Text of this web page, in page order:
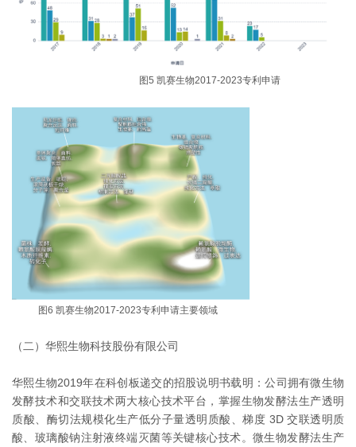
图5 凯赛生物2017-2023专利申请
图6 凯赛生物2017-2023专利申请主要领域
（二）华熙生物科技股份有限公司
华熙生物2019年在科创板递交的招股说明书载明：公司拥有微生物
发酵技术和交联技术两大核心技术平台，掌握生物发酵法生产透明
质酸、酶切法规模化生产低分子量透明质酸、梯度 3D 交联透明质
酸、玻璃酸钠注射液终端灭菌等关键核心技术。微生物发酵法生产